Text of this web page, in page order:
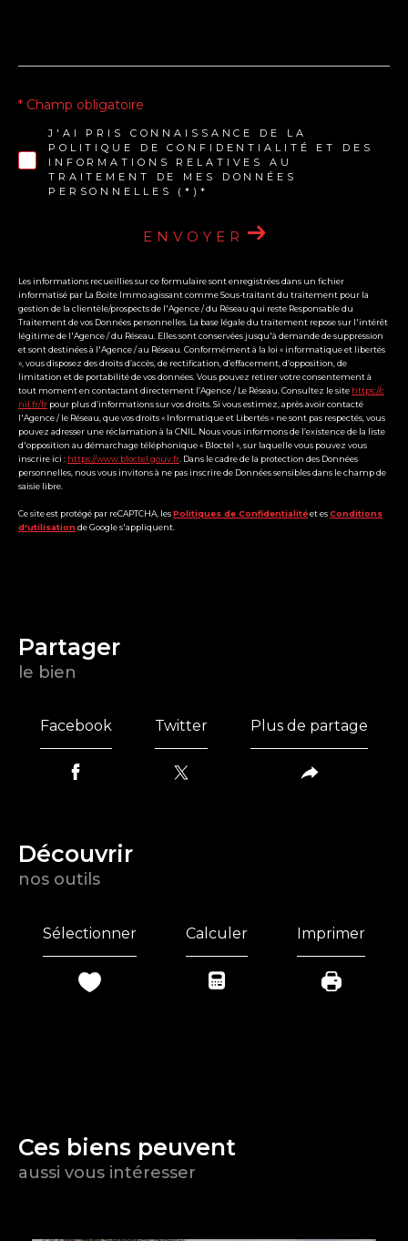
J'AI PRIS CONNAISSANCE DE LA
POLITIQUE DE CONFIDENTIALITÉ ET DES
INFORMATIONS RELATIVES AU
TRAITEMENT DE MES DONNÉES
PERSONNELLES (*)*
* Champ obligatoire
ENVOYER
Les informations recueillies sur ce formulaire sont enregistrées dans un fichier
informatisé par La Boite Immo agissant comme Sous-traitant du traitement pour la
gestion de la clientèle/prospects de l'Agence / du Réseau qui reste Responsable du
Traitement de vos Données personnelles. La base légale du traitement repose sur l'intérêt
légitime de l'Agence / du Réseau. Elles sont conservées jusqu'à demande de suppression
et sont destinées à l'Agence / au Réseau. Conformément à la loi « informatique et libertés
», vous disposez des droits d’accès, de rectification, d’effacement, d’opposition, de
limitation et de portabilité de vos données. Vous pouvez retirer votre consentement à
tout moment en contactant directement l’Agence / Le Réseau. Consultez le site https://c
nil.fr/fr pour plus d’informations sur vos droits. Si vous estimez, après avoir contacté
l'Agence / le Réseau, que vos droits « Informatique et Libertés » ne sont pas respectés, vous
pouvez adresser une réclamation à la CNIL. Nous vous informons de l’existence de la liste
d'opposition au démarchage téléphonique « Bloctel », sur laquelle vous pouvez vous
inscrire ici : https://www.bloctel.gouv.fr . Dans le cadre de la protection des Données
personnelles, nous vous invitons à ne pas inscrire de Données sensibles dans le champ de
saisie libre.
Ce site est protégé par reCAPTCHA, lesPolitiques de Confidentialitéet esConditions
d'utilisationde Google s'appliquent.
partager
le bien
Facebook Twitter Plus de partage
découvrir
nos outils
Sélectionner Calculer Imprimer
Ces biens peuvent
aussi vous intéresser